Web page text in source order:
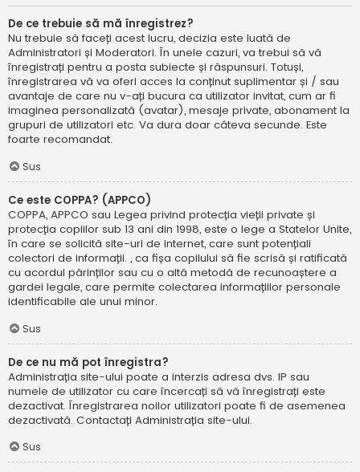
De ce trebuie să mă înregistrez?
Nu trebuie să faceți acest lucru, decizia este luată de
Administratori și Moderatori. În unele cazuri, va trebui să vă
înregistrați pentru a posta subiecte și răspunsuri. Totuși,
înregistrarea vă va oferi acces la conținut suplimentar și / sau
avantaje de care nu v-ați bucura ca utilizator invitat, cum ar fi
imaginea personalizată (avatar), mesaje private, abonament la
grupuri de utilizatori etc. Va dura doar câteva secunde. Este
foarte recomandat.
Sus
Ce este COPPA? (APPCO)
COPPA, APPCO sau Legea privind protecția vieții private și
protecția copiilor sub 13 ani din 1998, este o lege a Statelor Unite,
în care se solicită site-uri de internet, care sunt potențiali
colectori de informații. , ca fișa copilului să fie scrisă și ratificată
cu acordul părinților sau cu o altă metodă de recunoaștere a
gardei legale, care permite colectarea informațiilor personale
identificabile ale unui minor.
Sus
De ce nu mă pot înregistra?
Administrația site-ului poate a interzis adresa dvs. IP sau
numele de utilizator cu care încercați să vă înregistrați este
dezactivat. Înregistrarea noilor utilizatori poate fi de asemenea
dezactivată. Contactați Administrația site-ului.
Sus